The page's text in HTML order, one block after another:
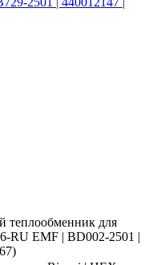
теплообменник для
RU EMF | BD002-2501 |